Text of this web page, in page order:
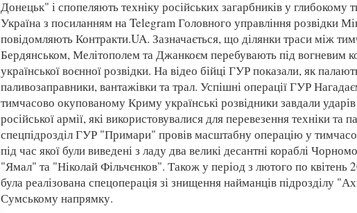
Донецьк" і спопеляють техніку російських загарбників у
Україна з посиланням на Telegram Головного управління розвідки
повідомляють Контракти.UA. Зазначається, що ділянки траси між
Бердянськом, Мелітополем та Джанкоєм перебувають під вогневим
української воєнної розвідки. На відео бійці ГУР показали, як
паливозаправники, вантажівки та трал. Успішні операції ГУР
тимчасово окупованому Криму українські розвідники завдали
російської армії, які використовувалися для перевезення техніки та
спецпідрозділ ГУР "Примари" провів масштабну операцію у
під час якої були виведені з ладу два великі десантні кораблі
"Ямал" та "Ніколай Фільчєнков". Також у період з лютого по
була реалізована спецоперація зі знищення найманців підрозділу
Сумському напрямку.